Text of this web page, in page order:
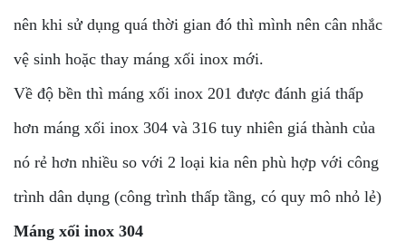
nên khi sử dụng quá thời gian đó thì mình nên cân nhắc
vệ sinh hoặc thay máng xối inox mới.
Về độ bền thì máng xối inox 201 được đánh giá thấp
hơn máng xối inox 304 và 316 tuy nhiên giá thành của
nó rẻ hơn nhiều so với 2 loại kia nên phù hợp với công
trình dân dụng (công trình thấp tầng, có quy mô nhỏ lẻ)
Máng xối inox 304